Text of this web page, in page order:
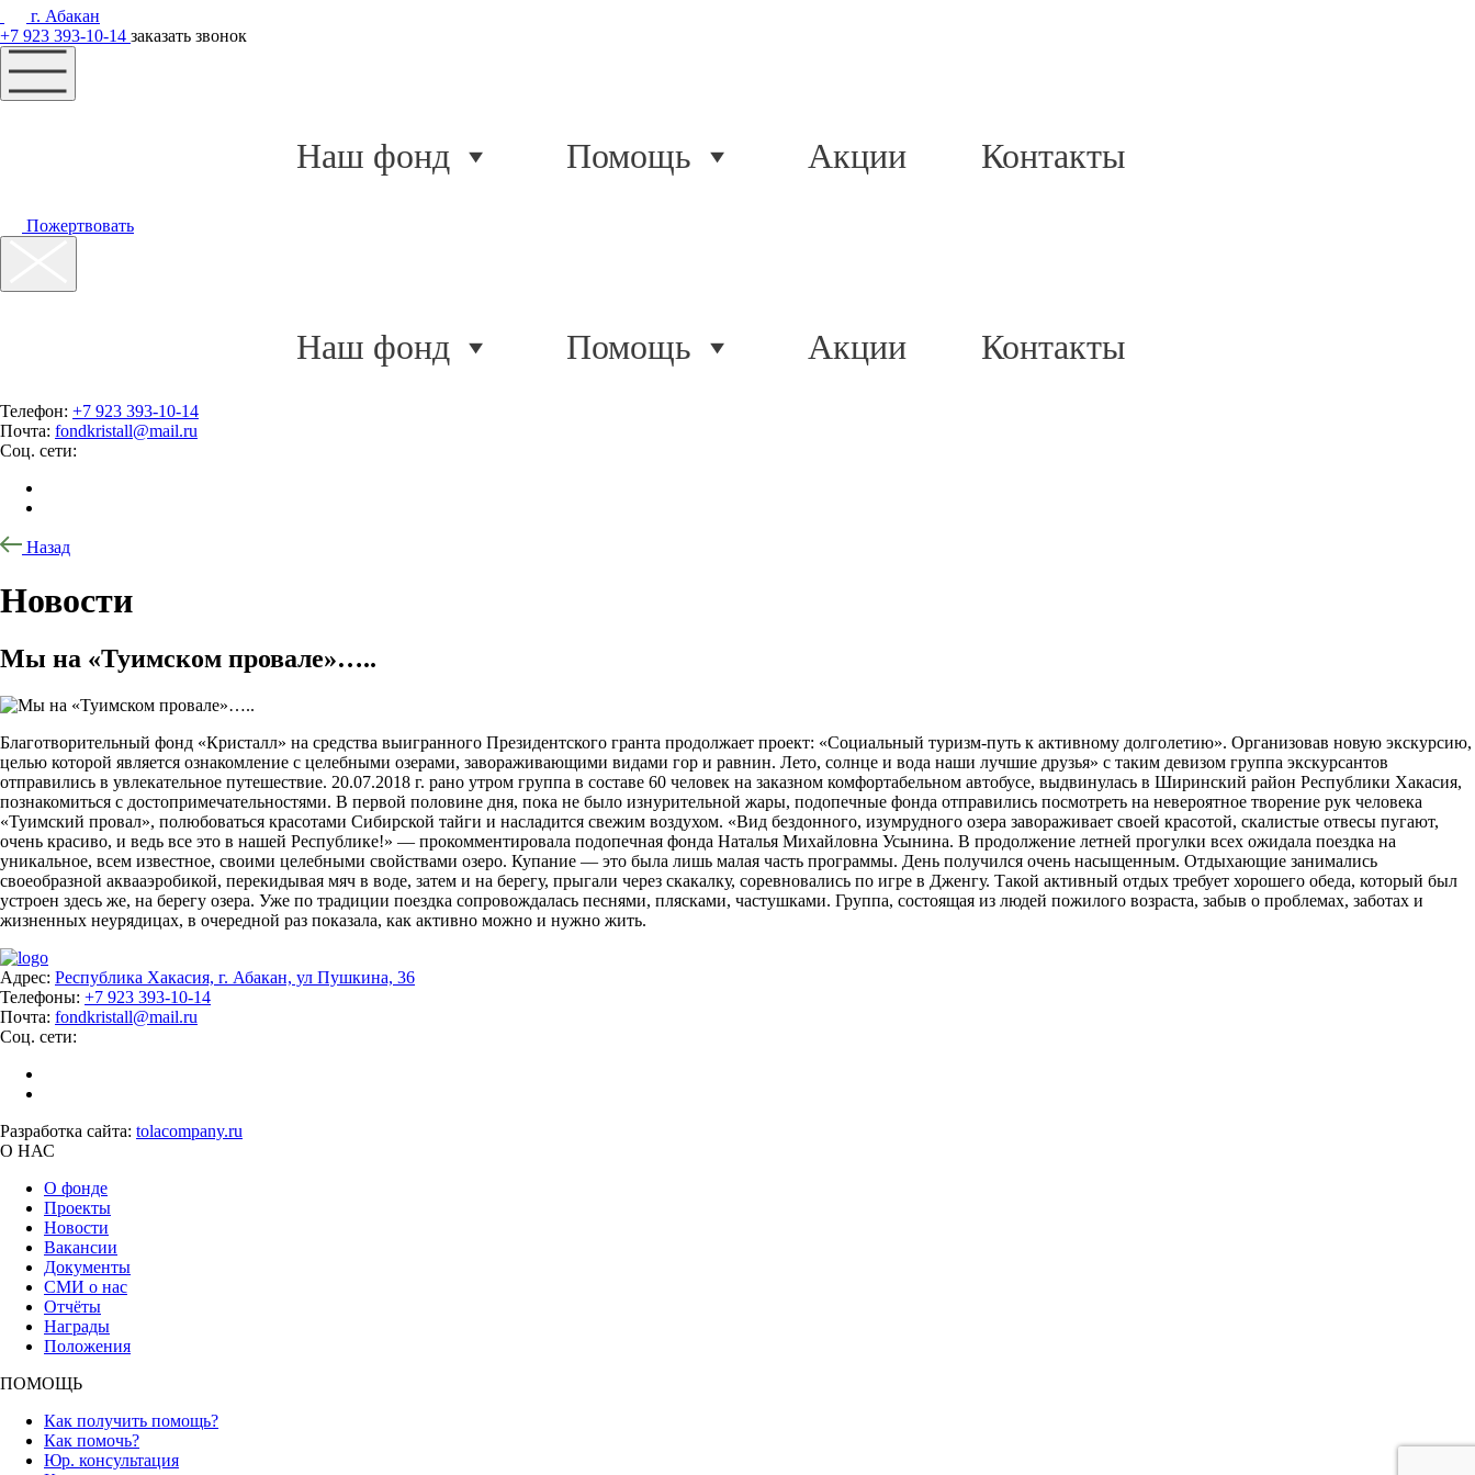
г. Абакан
+7 923 393-10-14 заказать звонок
Наш фонд Помощь Акции Контакты
Пожертвовать
Наш фонд Помощь Акции Контакты
Телефон: +7 923 393-10-14
Почта: fondkristall@mail.ru
Соц. сети:
Назад
Новости
Мы на «Туимском провале»…..
Благотворительный фонд «Кристалл» на средства выигранного Президентского гранта продолжает проект: «Социальный туризм-путь к активному долголетию». Организовав новую экскурсию,
целью которой является ознакомление с целебными озерами, завораживающими видами гор и равнин. Лето, солнце и вода наши лучшие друзья» с таким девизом группа экскурсантов
отправились в увлекательное путешествие. 20.07.2018 г. рано утром группа в составе 60 человек на заказном комфортабельном автобусе, выдвинулась в Ширинский район Республики Хакасия,
познакомиться с достопримечательностями. В первой половине дня, пока не было изнурительной жары, подопечные фонда отправились посмотреть на невероятное творение рук человека
«Туимский провал», полюбоваться красотами Сибирской тайги и насладится свежим воздухом. «Вид бездонного, изумрудного озера завораживает своей красотой, скалистые отвесы пугают,
очень красиво, и ведь все это в нашей Республике!» — прокомментировала подопечная фонда Наталья Михайловна Усынина. В продолжение летней прогулки всех ожидала поездка на
уникальное, всем известное, своими целебными свойствами озеро. Купание — это была лишь малая часть программы. День получился очень насыщенным. Отдыхающие занимались
своеобразной аквааэробикой, перекидывая мяч в воде, затем и на берегу, прыгали через скакалку, соревновались по игре в Дженгу. Такой активный отдых требует хорошего обеда, который был
устроен здесь же, на берегу озера. Уже по традиции поездка сопровождалась песнями, плясками, частушками. Группа, состоящая из людей пожилого возраста, забыв о проблемах, заботах и
жизненных неурядицах, в очередной раз показала, как активно можно и нужно жить.
Адрес: Республика Хакасия, г. Абакан, ул Пушкина, 36
Телефоны: +7 923 393-10-14
Почта: fondkristall@mail.ru
Соц. сети:
Разработка сайта: tolacompany.ru
О НАС
О фонде
Проекты
Новости
Вакансии
Документы
СМИ о нас
Отчёты
Награды
Положения
ПОМОЩЬ
Как получить помощь?
Как помочь?
Юр. консультация